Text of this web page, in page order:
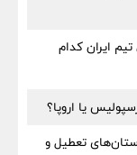
تیم ایران کدام
یا اروپا؟
جدید استان‌های تعطیل و